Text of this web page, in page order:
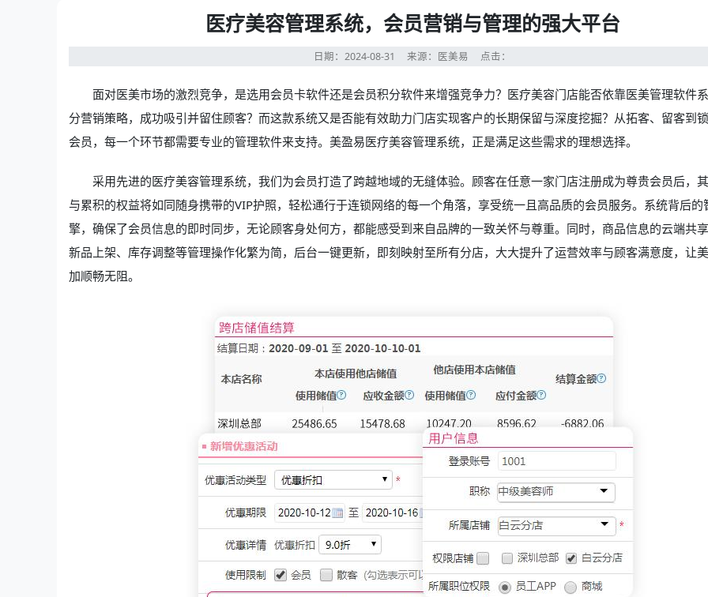
医疗美容管理系统，会员营销与管理的强大平台
日期：2024-08-31 来源：医美易 点击：
面对医美市场的激烈竞争，是选用会员卡软件还是会员积分软件来增强竞争力？医疗美容门店能否依靠医美管理软件
分营销策略，成功吸引并留住顾客？而这款系统又是否能有效助力门店实现客户的长期保留与深度挖掘？从拓客、留客到
会员，每一个环节都需要专业的管理软件来支持。美盈易医疗美容管理系统，正是满足这些需求的理想选择。
采用先进的医疗美容管理系统，我们为会员打造了跨越地域的无缝体验。顾客在任意一家门店注册成为尊贵会员后，
与累积的权益将如同随身携带的VIP护照，轻松通行于连锁网络的每一个角落，享受统一且高品质的会员服务。系统背后的
擎，确保了会员信息的即时同步，无论顾客身处何方，都能感受到来自品牌的一致关怀与尊重。同时，商品信息的云端共
新品上架、库存调整等管理操作化繁为简，后台一键更新，即刻映射至所有分店，大大提升了运营效率与顾客满意度，让
加顺畅无阻。